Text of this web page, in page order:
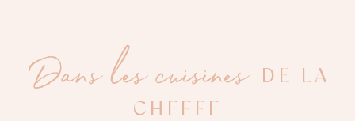
Dans les cuisines
DE LA
CHEFFE